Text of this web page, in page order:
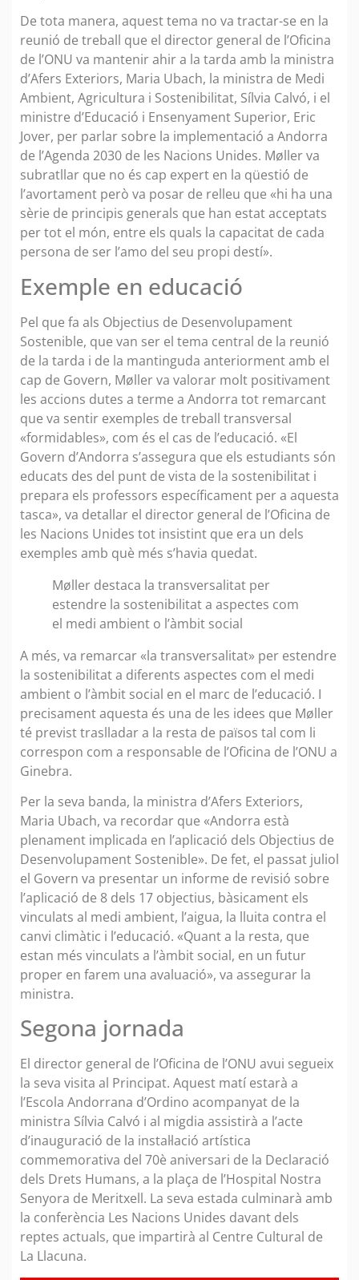
De tota manera, aquest tema no va tractar-se en la
reunió de treball que el director general de l’Oficina
de l’ONU va mantenir ahir a la tarda amb la ministra
d’Afers Exteriors, Maria Ubach, la ministra de Medi
Ambient, Agricultura i Sostenibilitat, Sílvia Calvó, i el
ministre d’Educació i Ensenyament Superior, Eric
Jover, per parlar sobre la implementació a Andorra
de l’Agenda 2030 de les Nacions Unides. Møller va
subratllar que no és cap expert en la qüestió de
l’avortament però va posar de relleu que «hi ha una
sèrie de principis generals que han estat acceptats
per tot el món, entre els quals la capacitat de cada
persona de ser l’amo del seu propi destí».
Exemple en educació
Pel que fa als Objectius de Desenvolupament
Sostenible, que van ser el tema central de la reunió
de la tarda i de la mantinguda anteriorment amb el
cap de Govern, Møller va valorar molt positivament
les accions dutes a terme a Andorra tot remarcant
que va sentir exemples de treball transversal
«formidables», com és el cas de l’educació. «El
Govern d’Andorra s’assegura que els estudiants són
educats des del punt de vista de la sostenibilitat i
prepara els professors específicament per a aquesta
tasca», va detallar el director general de l’Oficina de
les Nacions Unides tot insistint que era un dels
exemples amb què més s’havia quedat.
Møller destaca la transversalitat per
estendre la sostenibilitat a aspectes com
el medi ambient o l’àmbit social
A més, va remarcar «la transversalitat» per estendre
la sostenibilitat a diferents aspectes com el medi
ambient o l’àmbit social en el marc de l’educació. I
precisament aquesta és una de les idees que Møller
té previst traslladar a la resta de països tal com li
correspon com a responsable de l’Oficina de l’ONU a
Ginebra.
Per la seva banda, la ministra d’Afers Exteriors,
Maria Ubach, va recordar que «Andorra està
plenament implicada en l’aplicació dels Objectius de
Desenvolupament Sostenible». De fet, el passat juliol
el Govern va presentar un informe de revisió sobre
l’aplicació de 8 dels 17 objectius, bàsicament els
vinculats al medi ambient, l’aigua, la lluita contra el
canvi climàtic i l’educació. «Quant a la resta, que
estan més vinculats a l’àmbit social, en un futur
proper en farem una avaluació», va assegurar la
ministra.
Segona jornada
El director general de l’Oficina de l’ONU avui segueix
la seva visita al Principat. Aquest matí estarà a
l’Escola Andorrana d’Ordino acompanyat de la
ministra Sílvia Calvó i al migdia assistirà a l’acte
d’inauguració de la instal·lació artística
commemorativa del 70è aniversari de la Declaració
dels Drets Humans, a la plaça de l’Hospital Nostra
Senyora de Meritxell. La seva estada culminarà amb
la conferència Les Nacions Unides davant dels
reptes actuals, que impartirà al Centre Cultural de
La Llacuna.